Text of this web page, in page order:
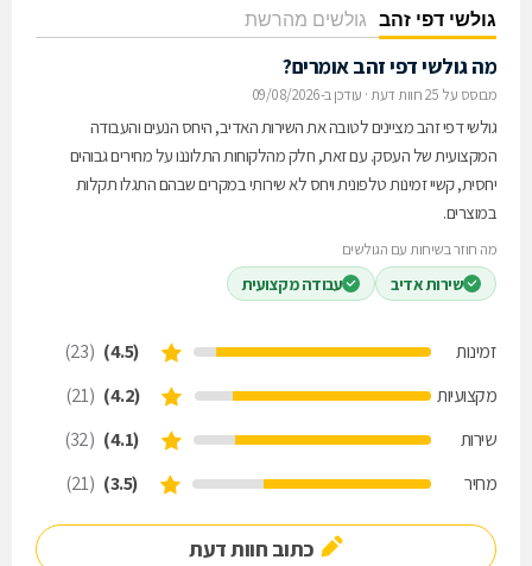
גולשי דפי זהב גולשים מהרשת
מה גולשי דפי זהב אומרים?
מבוסס על 25 חוות דעת · עודכן ב-09/08/2026
גולשי דפי זהב מציינים לטובה את השירות האדיב, היחס הנעים והעבודה
המקצועית של העסק. עם זאת, חלק מהלקוחות התלוננו על מחירים גבוהים
יחסית, קשיי זמינות טלפונית ויחס לא שירותי במקרים שבהם התגלו תקלות
במוצרים.
מה חוזר בשיחות עם הגולשים
שירות אדיב עבודה מקצועית
זמינות (4.5)
(23)
מקצועיות
(4.2)
(21)
שירות
(4.1)
(32)
מחיר
(3.5)
(21)
כתוב חוות דעת